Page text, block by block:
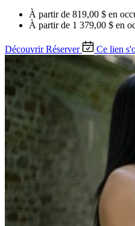
À partir de 819,00 $ en
À partir de 1 379,00 $ en
Découvrir Réserver Ce lien